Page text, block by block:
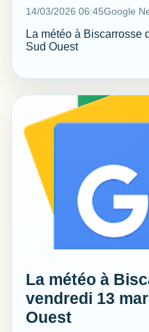
14/03/2026 06:45Google
La météo à Biscarrosse
Sud Ouest
La météo à
vendredi 13
Ouest